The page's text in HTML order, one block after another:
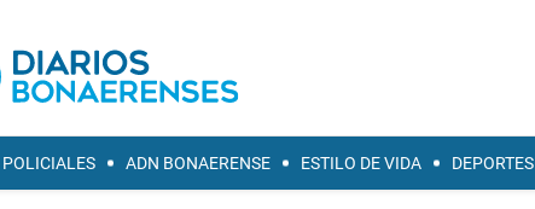
POLICIALES ADN BONAERENSE ESTILO DE VIDA DEPORTES